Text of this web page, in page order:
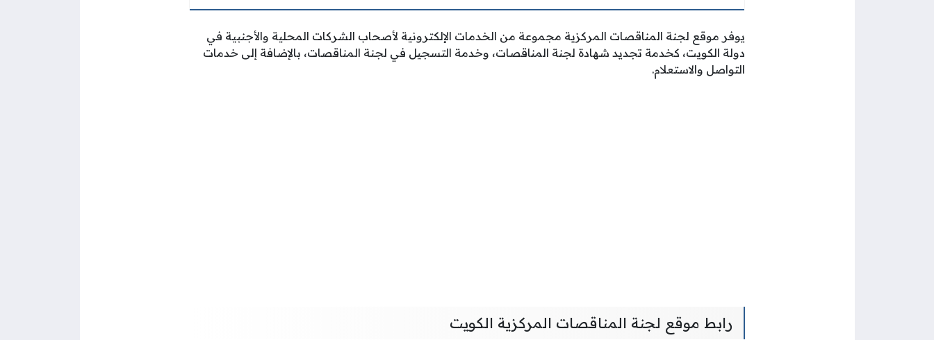
يوفر موقع لجنة المناقصات المركزية مجموعة من الخدمات الإلكترونية لأصحاب الشركات المحلية والأجنبية في
دولة الكويت، كخدمة تجديد شهادة لجنة المناقصات، وخدمة التسجيل في لجنة المناقصات، بالإضافة إلى خدمات
التواصل والاستعلام.
رابط موقع لجنة المناقصات المركزية الكويت